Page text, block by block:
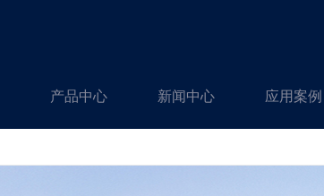
产品中心 新闻中心 应用案例